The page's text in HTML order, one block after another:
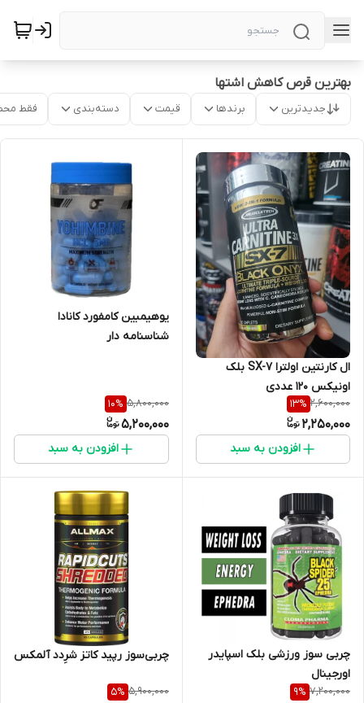
بهترین قرص کاهش اشتها
جدیدترین برندها قیمت دسته‌بندی فقط
ال کارنتین اولترا SX-7 بلک
اونیکس ۱۲۰ عددی
2,600,000
13%
2,250,000
افزودن به سبد
یوهیمبین کامفورد کانادا
شناسنامه دار
5,800,000
10%
5,200,000
افزودن به سبد
چربی سوز ورزشی بلک اسپایدر
اورجینال
7,200,000
9%
چربی‌سوز رپید کاتز شرِدد آلمکس
5,900,000
5%